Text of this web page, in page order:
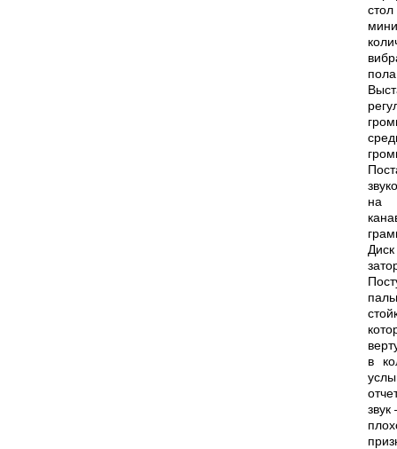
на
Диск
в
звук